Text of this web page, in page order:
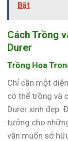
Bật
Cách Trồng
Durer
Trồng Hoa
Chỉ cần một
có thể trồng và
Durer xinh đẹp.
tưởng cho
vẫn muốn sở